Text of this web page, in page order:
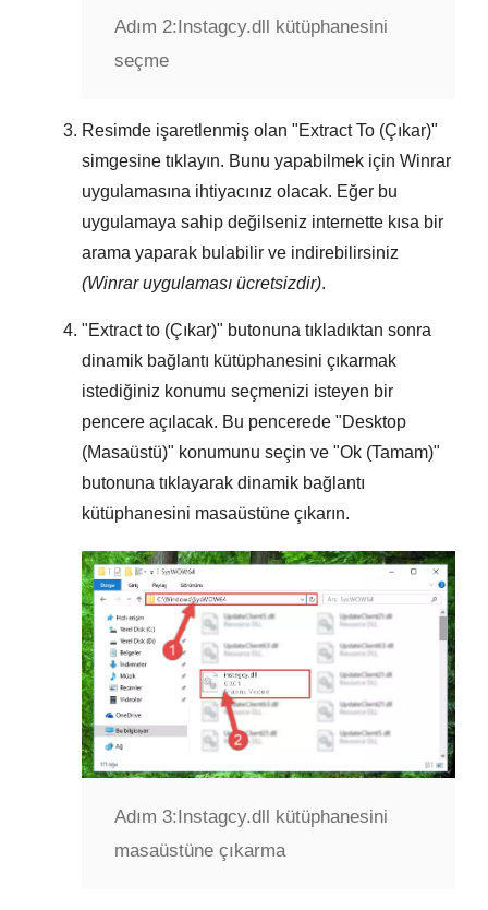
Adım 2: Instagcy.dll kütüphanesini
seçme
Resimde işaretlenmiş olan "Extract To (Çıkar)"
simgesine tıklayın. Bunu yapabilmek için Winrar
uygulamasına ihtiyacınız olacak. Eğer bu
uygulamaya sahip değilseniz internette kısa bir
arama yaparak bulabilir ve indirebilirsiniz
(Winrar uygulaması ücretsizdir).
"Extract to (Çıkar)" butonuna tıkladıktan sonra
dinamik bağlantı kütüphanesini çıkarmak
istediğiniz konumu seçmenizi isteyen bir
pencere açılacak. Bu pencerede "Desktop
(Masaüstü)" konumunu seçin ve "Ok (Tamam)"
butonuna tıklayarak dinamik bağlantı
kütüphanesini masaüstüne çıkarın.
Adım 3: Instagcy.dll kütüphanesini
masaüstüne çıkarma